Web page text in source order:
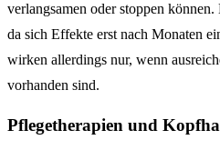
verlangsamen oder stoppen
da sich Effekte erst nach Monaten
wirken allerdings nur, wenn
vorhanden sind.
Pflegetherapien und